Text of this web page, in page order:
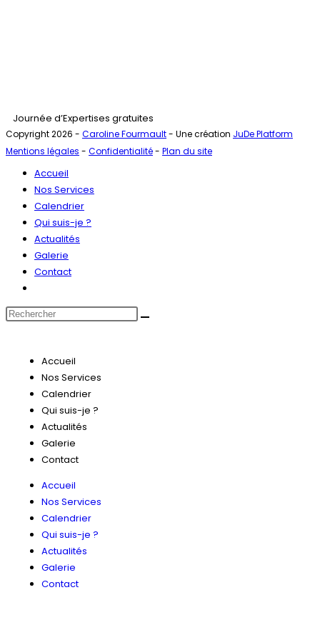
Journée d’Expertises gratuites
Copyright 2026 - Caroline Fourmault- Une création JuDe Platform
Mentions légales - Confidentialité- Plan du site
Accueil
Nos Services
Calendrier
Qui suis-je ?
Actualités
Galerie
Contact
Accueil
Nos Services
Calendrier
Qui suis-je ?
Actualités
Galerie
Contact
Accueil
Nos Services
Calendrier
Qui suis-je ?
Actualités
Galerie
Contact